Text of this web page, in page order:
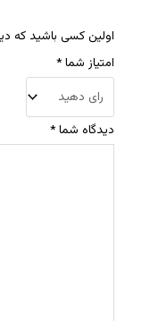
اولین کسی باشید که
امتیاز شما*
دیدگاه شما*